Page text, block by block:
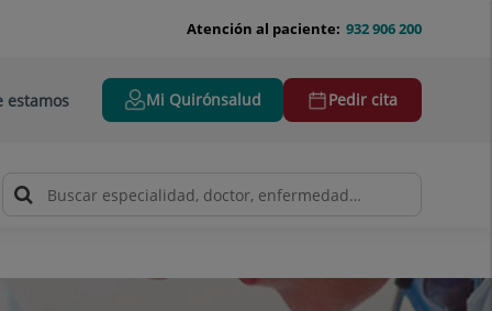
932 906 200
Atención al paciente:
estamos Mi Quirónsalud Pedir cita